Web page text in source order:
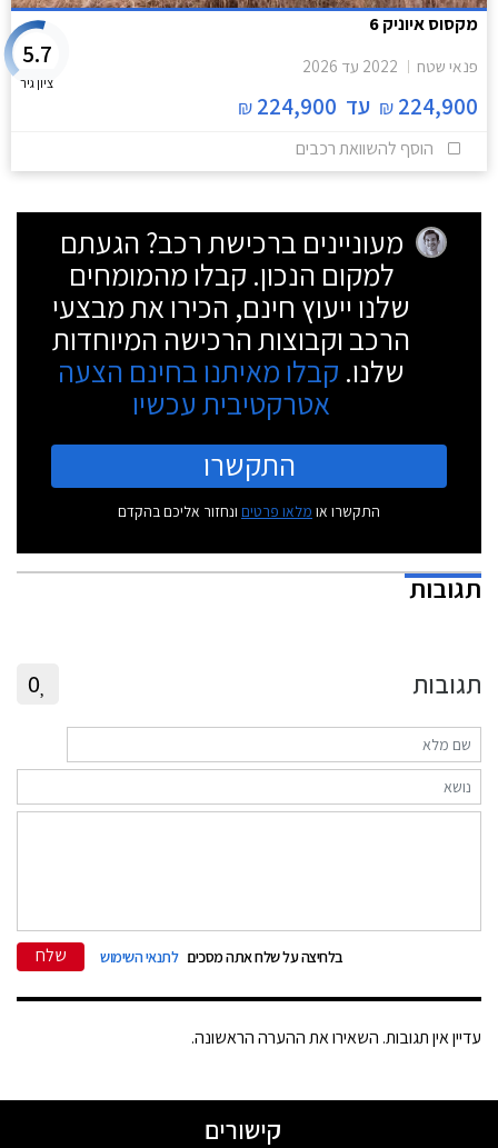
מקסוס איוניק 6
פנאי שטח 2022 עד 2026
224,900
₪ עד 224,900
₪
5.7
ציון גיר
הוסף להשוואת רכבים
מעוניינים ברכישת רכב? הגעתם
למקום הנכון. קבלו מהמומחים
שלנו ייעוץ חינם, הכירו את מבצעי
הרכב וקבוצות הרכישה המיוחדות
שלנו. קבלו מאיתנו בחינם הצעה
אטרקטיבית עכשיו
התקשרו
התקשרו או מלאו פרטים ונחזור אליכם בהקדם
תגובות
תגובות 0
בלחיצה על שלח אתה מסכים לתנאי השימוש שלח
עדיין אין תגובות. השאירו את ההערה הראשונה.
קישורים